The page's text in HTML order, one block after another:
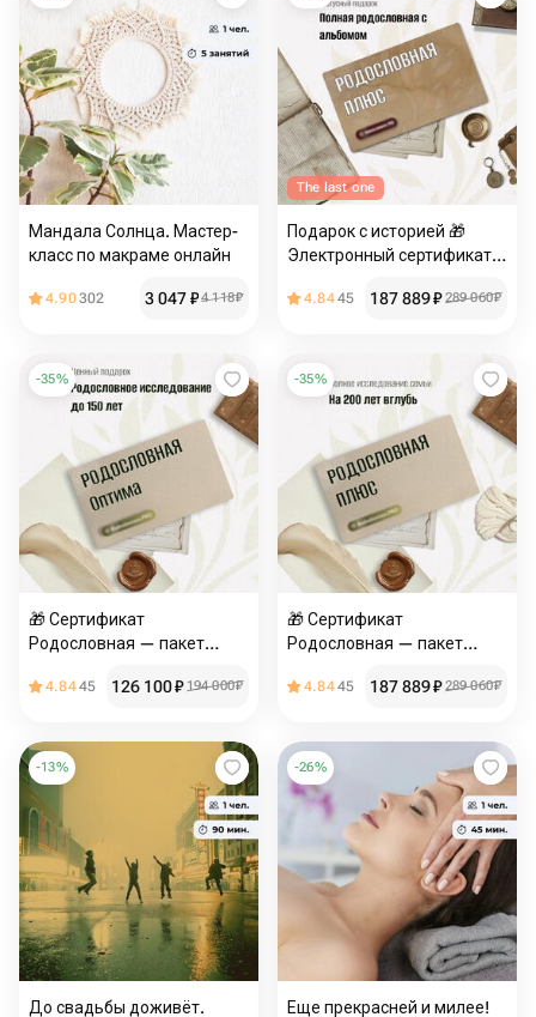
Мандала Солнца. Мастер-
класс по макраме онлайн
4.90302 3 047₽4 118₽
The last one
Подарок с историей 🎁
Электронный сертификат
Плюс»
4.8445 187 889₽ 289 060₽
-35%
🎁 Сертификат
Родословная — пакет
4.8445 126 100₽ 194 000₽
-35%
🎁 Сертификат
Родословная — пакет
4.8445 187 889₽ 289 060₽
-13%
До свадьбы доживёт.
-26%
Еще прекрасней и милее!